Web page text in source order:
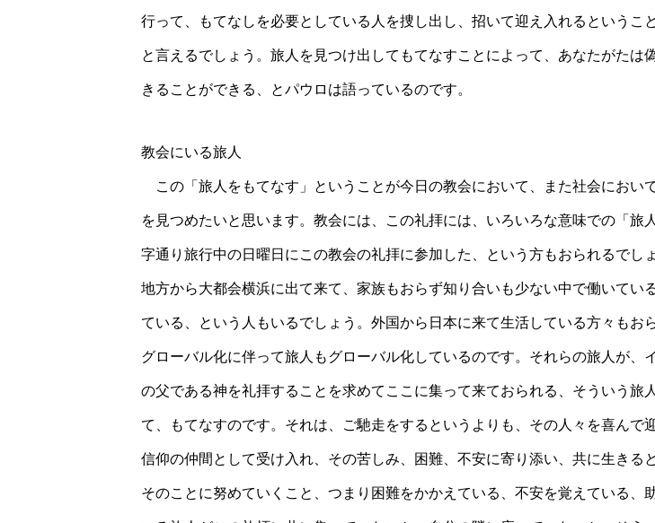
行って、もてなしを必要としている人を捜し出し、招いて迎え入れるというこ
と言えるでしょう。旅人を見つけ出してもてなすことによって、あなたがたは
きることができる、とパウロは語っているのです。
教会にいる旅人
この「旅人をもてなす」ということが今日の教会において、また社会におい
を見つめたいと思います。教会には、この礼拝には、いろいろな意味での「旅
字通り旅行中の日曜日にこの教会の礼拝に参加した、という方もおられるでし
地方から大都会横浜に出て来て、家族もおらず知り合いも少ない中で働いてい
ている、という人もいるでしょう。外国から日本に来て生活している方々もお
グローバル化に伴って旅人もグローバル化しているのです。それらの旅人が、
の父である神を礼拝することを求めてここに集って来ておられる、そういう旅
て、もてなすのです。それは、ご馳走をするというよりも、その人々を喜んで
信仰の仲間として受け入れ、その苦しみ、困難、不安に寄り添い、共に生きる
そのことに努めていくこと、つまり困難をかかえている、不安を覚えている、